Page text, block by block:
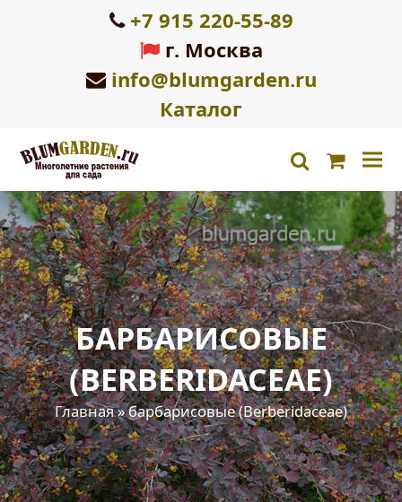
+7 915 220-55-89
г. Москва
info@blumgarden.ru
Каталог
search
БАРБАРИСОВЫЕ
(BERBERIDACEAE)
Главная»барбарисовые (Berberidaceae)